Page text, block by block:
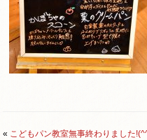
« こどもパン教室無事終わりました